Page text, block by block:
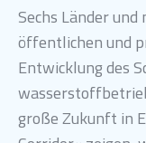
Sechs Länder
öffentlichen und
Entwicklung des
große Zukunft in